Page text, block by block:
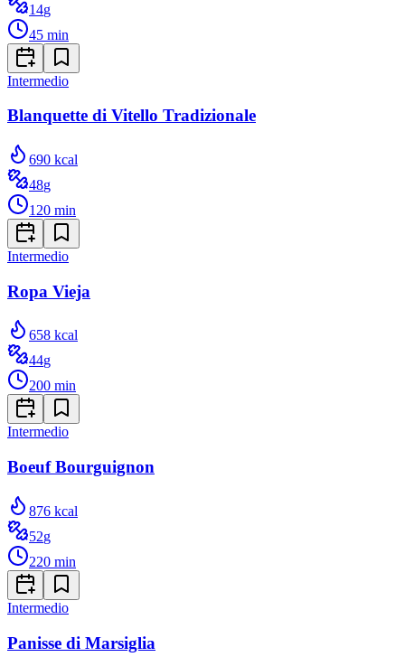
14g
45 min
Intermedio
Blanquette di Vitello Tradizionale
690 kcal
48g
120 min
Intermedio
Ropa Vieja
658 kcal
44g
200 min
Intermedio
Boeuf Bourguignon
876 kcal
52g
220 min
Intermedio
Panisse di Marsiglia